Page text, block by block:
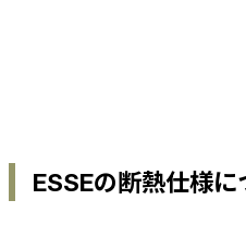
ESSEの断熱仕様に